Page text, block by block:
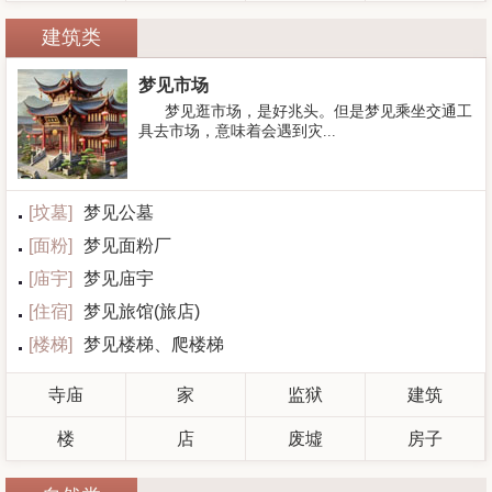
建筑类
梦见市场
梦见逛市场，是好兆头。但是梦见乘坐交通工
具去市场，意味着会遇到灾...
[坟墓]
梦见公墓
[面粉]
梦见面粉厂
[庙宇]
梦见庙宇
[住宿]
梦见旅馆(旅店)
[楼梯] 梦见楼梯、爬楼梯
寺庙 家 监狱 建筑
楼 店 废墟 房子